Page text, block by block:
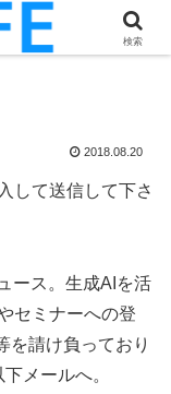
めサイト
2018.08.20
して送信して下さ
ース。生成AIを活
セミナーへの登
を請け負っており
メールへ。
検索